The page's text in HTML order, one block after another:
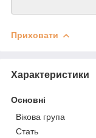
Приховати
Характеристики
Основні
Вікова група
Стать